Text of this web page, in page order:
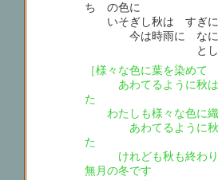
ちゞの色に
いそぎし秋は すぎに
今は時雨に なにを
としこ （
［様々な色に葉を染めて
あわてるように秋は
た
わたしも様々な色に織
あわてるように秋
た
けれども秋も終わり
無月の冬です